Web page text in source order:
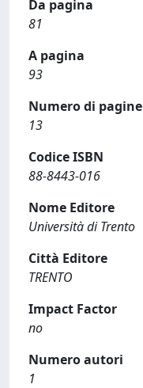
Da pagina
81
A pagina
93
Numero di pagine
13
Codice ISBN
88-8443-016
Nome Editore
Università di Trento
Città Editore
TRENTO
Impact Factor
no
Numero autori
1